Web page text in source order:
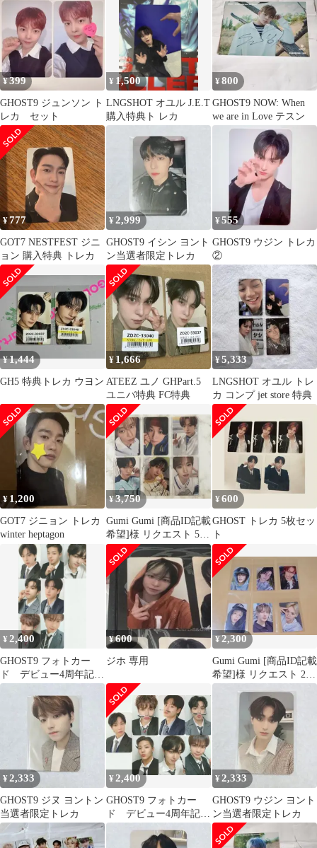
¥399
GHOST9 ジュンソン ト
レカ セット
¥ 1,500
LNGSHOT オユル J.E.T
購入特典ト レカ
¥800
GHOST9 NOW: When
we are in Love テスン
¥777
GOT7 NESTFEST ジニ
ョン 購入特典 トレカ
¥2,999
GHOST9 イシン ヨント
ン当選者限定トレカ
¥555
GHOST9 ウジン トレカ
②
¥1,444
GH5 特典トレカ ウヨン
¥1,666
ATEEZ ユノ GHPart.5
ユニバ特典 FC特典
¥5,333
LNGSHOT オユル トレ
カ コンプ jet store 特典
¥ 1,200
GOT7 ジニョン トレカ
winter heptagon
¥3,750
Gumi Gumi [商品ID記載
希望]様 リクエスト 5点
まとめ商品
¥600
GHOST トレカ 5枚セッ
ト
¥ 2,400
GHOST9 フォトカー
ド デビュー4周年記
念 Y
¥600
ジホ 専用
¥2,300
Gumi Gumi [商品ID記載
希望]様 リクエスト 2点
まとめ商品
¥2,333
GHOST9 ジヌ ヨントン
当選者限定トレカ
¥2,400
GHOST9 フォトカー
ド デビュー4周年記
念 A
¥2,333
GHOST9 ウジン ヨント
ン当選者限定トレカ